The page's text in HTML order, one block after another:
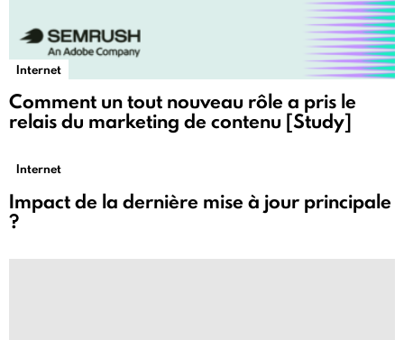
Internet
Comment un tout nouveau rôle a pris le
relais du marketing de contenu [Study]
Internet
Impact de la dernière mise à jour principale
?